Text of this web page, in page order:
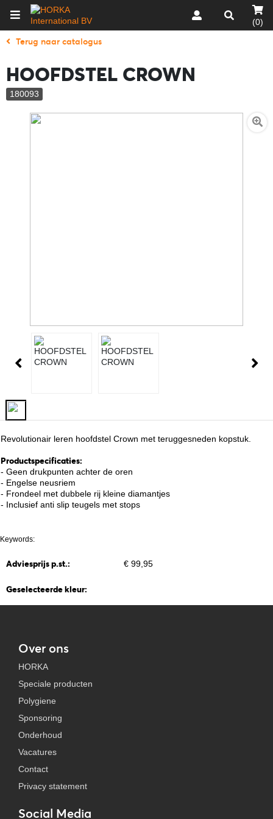
(0)
Terug naar catalogus
HOOFDSTEL CROWN
180093
Revolutionair leren hoofdstel Crown met teruggesneden kopstuk.
Productspecificaties:
- Geen drukpunten achter de oren
- Engelse neusriem
- Frondeel met dubbele rij kleine diamantjes
- Inclusief anti slip teugels met stops
Keywords:
Adviesprijs p.st.: € 99,95
Geselecteerde kleur:
Over ons
HORKA
Speciale producten
Polygiene
Sponsoring
Onderhoud
Vacatures
Contact
Privacy statement
Social Media